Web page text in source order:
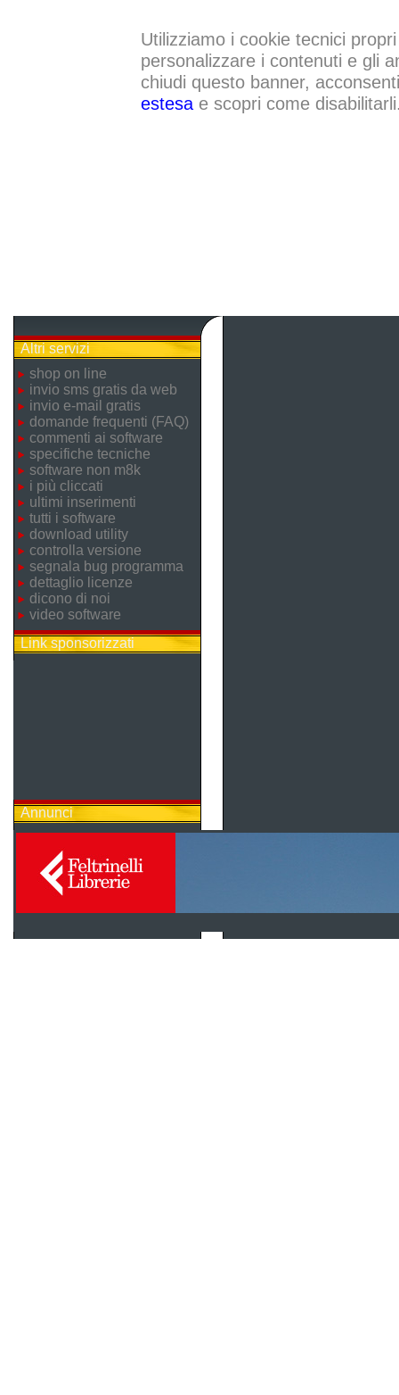
Utilizziamo i cookie tecnici
personalizzare i contenuti e gli
chiudi questo banner,
estesae scopri come
Altri servizi
shop on line
invio sms gratis da web
invio e-mail gratis
domande frequenti (FAQ)
commenti ai software
specifiche tecniche
software non m8k
i più cliccati
ultimi inserimenti
tutti i software
download utility
controlla versione
segnala bug programma
dettaglio licenze
dicono di noi
video software
Link sponsorizzati
Annunci